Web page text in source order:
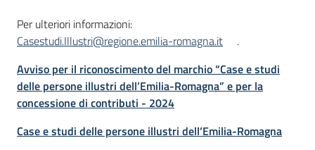
Per ulteriori informazioni:
Casestudi.Illustri@regione.emilia-romagna.it
.
Avviso per il riconoscimento del marchio “Case e studi
delle persone illustri dell’Emilia-Romagna” e per la
concessione di contributi - 2024
Case e studi delle persone illustri dell’Emilia-Romagna